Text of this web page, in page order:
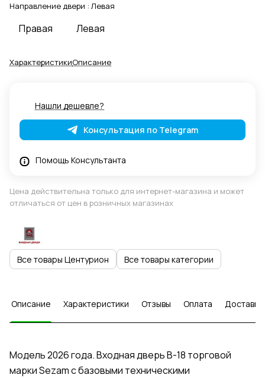
Направление двери : Левая
Правая Левая
ХарактеристикиОписание
Нашли дешевле?
Консультация по Telegram
Помощь Консультанта
Цена действительна только для интернет-магазина и может
отличаться от цен в розничных магазинах
Все товары Центурион Все товары категории
Описание Характеристики Отзывы Оплата Доставка
Модель 2026 года. Входная дверь В-18 торговой
марки Sezam с базовыми техническими